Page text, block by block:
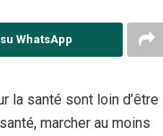
WhatsApp
la santé sont loin d’être
marcher au moins